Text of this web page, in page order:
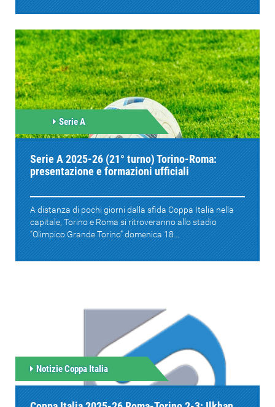
Serie A
Serie A 2025-26 (21° turno) Torino-Roma:
presentazione e formazioni ufficiali
A distanza di pochi giorni dalla sfida Coppa Italia nella
capitale, Torino e Roma si ritroveranno allo stadio
“Olimpico Grande Torino” domenica 18...
Notizie Coppa Italia